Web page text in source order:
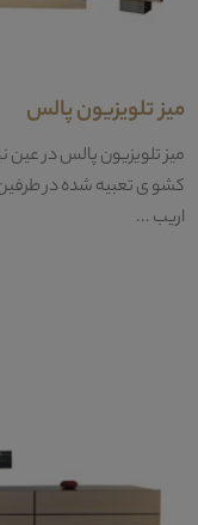
میز تلویزیون پالس
میز تلویزیون پالس در
کشو ی تعبیه شده در
اریب ...